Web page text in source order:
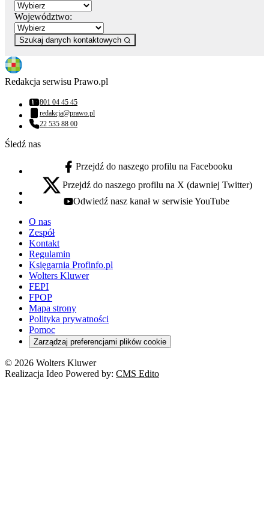
Województwo:
Szukaj danych kontaktowych
Redakcja serwisu Prawo.pl
Numer telefonu:
801 04 45 45
Adres email:
redakcja@prawo.pl
Numer telefonu:
22 535 88 00
Śledź nas
facebook - otwiera się w nowej karcie
Przejdź do naszego profilu na Facebooku
x - otwiera się w nowej karcie
Przejdź do naszego profilu na X (dawniej Twitter)
youtube - otwiera się w nowej karcie
Odwiedź nasz kanał w serwisie YouTube
O nas
Zespół
Kontakt
Regulamin
Księgarnia Profinfo.pl
Wolters Kluwer
FEPI
FPOP
Mapa strony
Polityka prywatności
Pomoc
Zarządzaj preferencjami plików cookie
© 2026 Wolters Kluwer
Realizacja Ideo Powered by: CMS Edito